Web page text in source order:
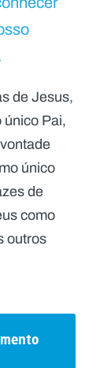
de Jesus,
Pai,
único
de
como
outros